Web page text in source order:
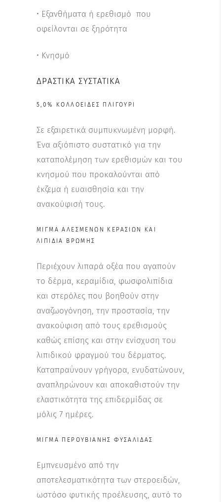
• Εξανθήματα ή ερεθισμό που
οφείλονται σε ξηρότητα
• Κνησμό
ΔΡΑΣΤΙΚΆ ΣΥΣΤΑΤΙΚΆ
5,0% ΚΟΛΛΟΕΙΔΈΣ ΠΛΙΓΟΎΡΙ
Σε εξαιρετικά συμπυκνωμένη μορφή.
Ένα αξιόπιστο συστατικό για την
καταπολέμηση των ερεθισμών και του
κνησμού που προκαλούνται από
έκζεμα ή ευαισθησία και την
ανακούφισή τους.
MΊΓΜΑ ΑΛΕΣΜΈΝΩΝ ΚΕΡΑΣΙΏΝ ΚΑΙ
ΛΙΠΊΔΙΑ ΒΡΏΜΗΣ
Περιέχουν λιπαρά οξέα που αγαπούν
το δέρμα, κεραμίδια, φωσφολιπίδια
και στερόλες που βοηθούν στην
αναζωογόνηση, την προστασία, την
ανακούφιση από τους ερεθισμούς
καθώς επίσης και στην ενίσχυση του
λιπιδικού φραγμού του δέρματος.
Καταπραΰνουν γρήγορα, ενυδατώνουν,
αναπληρώνουν και αποκαθιστούν την
ελαστικότητα της επιδερμίδας σε
μόλις 7 ημέρες.
ΜΊΓΜΑ ΠΕΡΟΥΒΙΑΝΉΣ ΦΥΣΑΛΊΔΑΣ
Εμπνευσμένο από την
αποτελεσματικότητα των στεροειδών,
ωστόσο φυτικής προέλευσης, αυτό το